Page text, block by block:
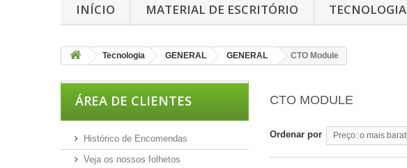
INÍCIO MATERIAL DE ESCRITÓRIO TECNOLOGIA
Tecnologia GENERAL GENERAL CTO Module
ÁREA DE CLIENTES
Histórico de Encomendas
Veja os nossos folhetos
CTO MODULE
Ordenar por